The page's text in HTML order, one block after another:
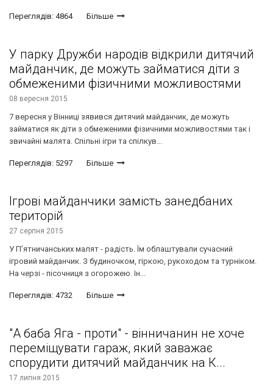
Переглядів: 4864 Більше
У парку Дружби народів відкрили дитячий
майданчик, де можуть займатися діти з
обмеженими фізичними можливостями
08 вересня 2015
7 вересня у Вінниці зявився дитячий майданчик, де можуть
займатися як діти з обмеженими фізичними можливостями так і
звичайні малята. Спільні ігри та спілкув...
Переглядів: 5297 Більше
Ігрові майданчики замість занедбаних
територій
27 серпня 2015
У П’ятничанських малят - радість. Їм облаштували сучасний
ігровий майданчик. З будиночком, гіркою, рукоходом та турніком.
На черзі - пісочниця з огорожею. Ін...
Переглядів: 4732 Більше
"А баба Яга - проти" - вінничанин не хоче
переміщувати гараж, який заважає
спорудити дитячий майданчик на К...
17 липня 2015